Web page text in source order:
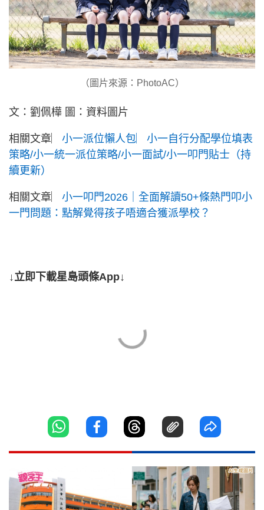
（圖片來源：PhotoAC）
文：劉佩樺 圖：資料圖片
相關文章︳ 小一派位懶人包︳小一自行分配學位填表
策略/小一統一派位策略/小一面試/小一叩門貼士（持
續更新）
相關文章︳ 小一叩門2026｜全面解讀50+條熱門叩小
一門問題：點解覺得孩子唔適合獲派學校？
↓立即下載星島頭條App↓